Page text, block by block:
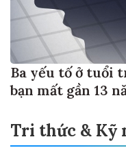
Ba yếu tố ở tuổi
bạn mất gần 13
Tri thức & Kỹ